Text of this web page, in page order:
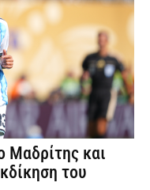
Μαδρίτης και
του